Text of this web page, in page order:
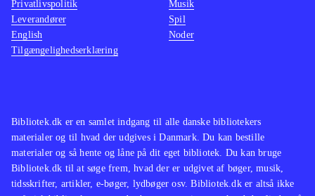
Bibliotek.dk er en samlet indgang til alle danske bibliotekers
materialer og til hvad der udgives i Danmark. Du kan bestille
materialer og så hente og låne på dit eget bibliotek. Du kan bruge
Bibliotek.dk til at søge frem, hvad der er udgivet af bøger, musik,
tidsskrifter, artikler, e-bøger, lydbøger osv. Bibliotek.dk er altså ikke
Privatlivspolitik
Leverandører
English
Tilgængelighedserklæring
Musik
Spil
Noder